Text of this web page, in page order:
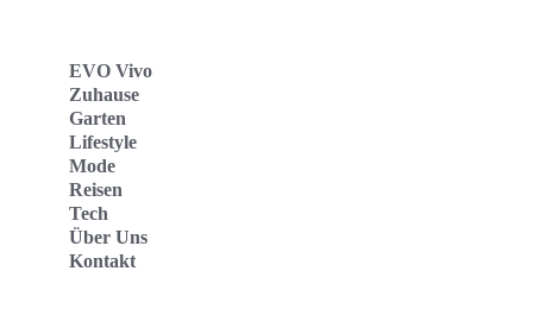
EVO Vivo
Zuhause
Garten
Lifestyle
Mode
Reisen
Tech
Über Uns
Kontakt